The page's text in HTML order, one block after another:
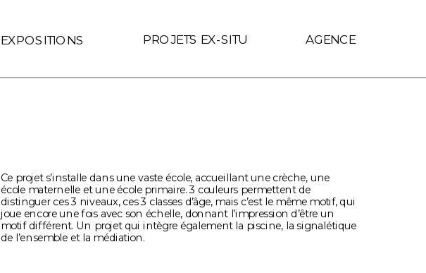
Ce projet s’installe dans une vaste école, accueillant une crèche, une
école maternelle et une école primaire. 3 couleurs permettent de
distinguer ces 3 niveaux, ces 3 classes d’âge, mais c’est le même motif, qui
joue encore une fois avec son échelle, donnant l’impression d’être un
motif différent. Un projet qui intègre également la piscine, la signalétique
de l’ensemble et la médiation.
EXPOSITIONS PROJETS EX-SITU AGENCE